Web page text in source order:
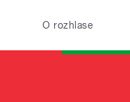
O rozhlase